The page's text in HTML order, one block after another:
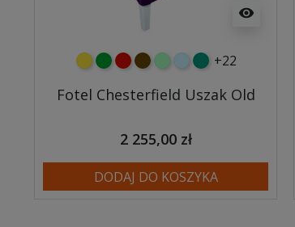
visibility
żółtyzielonyczerwony
czekoladowy
miętowybłękitny
turkusowy
+22
Fotel Chesterfield Uszak Old
2 255,00 zł
DODAJ DO KOSZYKA